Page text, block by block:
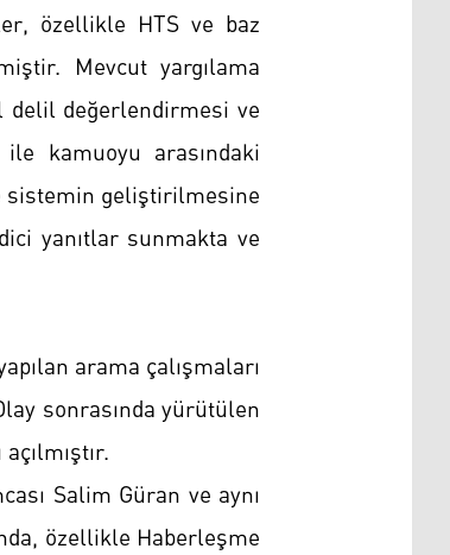
özellikle HTS ve baz
Mevcut yargılama
değerlendirmesi ve
kamuoyu arasındaki
sistemin geliştirilmesine
yanıtlar sunmakta ve
arama çalışmaları
sonrasında yürütülen
Salim Güran ve aynı
özellikle Haberleşme